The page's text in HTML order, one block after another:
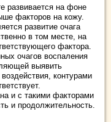
развивается на фоне
факторов на кожу.
развитие очага
в том месте, на
фактора.
очагов воспаления
выявить
контурами
и с такими факторами
и продолжительность.